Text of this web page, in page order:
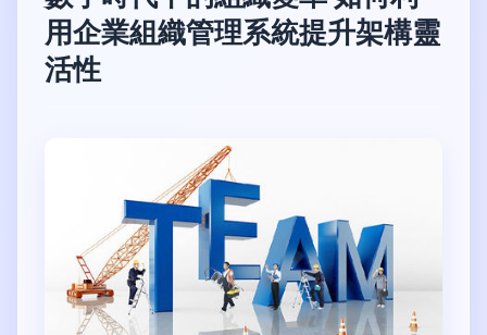
用企業組織管理系統提升架構靈
活性